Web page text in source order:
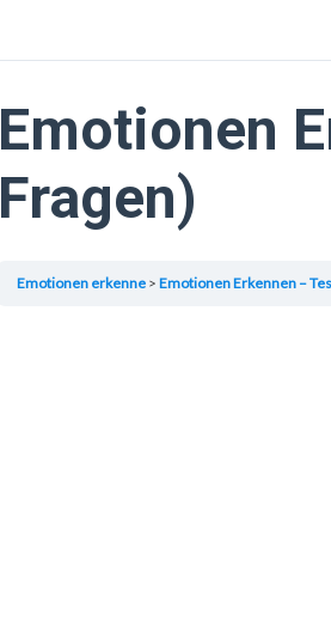
Emotionen
Fragen)
Emotionen erkenne Emotionen Erkennen –